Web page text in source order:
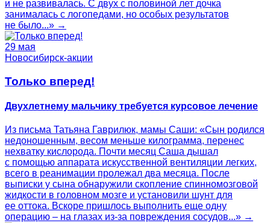
и не развивалась. С двух с половиной лет дочка
занималась с логопедами, но особых результатов
не было...» →
29 мая
Новосибирск-акции
Только вперед!
Двухлетнему мальчику требуется курсовое лечение
Из письма Татьяна Гаврилюк, мамы Саши: «Сын родился
недоношенным, весом меньше килограмма, перенес
нехватку кислорода. Почти месяц Саша дышал
с помощью аппарата искусственной вентиляции легких,
всего в реанимации пролежал два месяца. После
выписки у сына обнаружили скопление спинномозговой
жидкости в головном мозге и установили шунт для
ее оттока. Вскоре пришлось выполнить еще одну
операцию – на глазах из-за повреждения сосудов...» →